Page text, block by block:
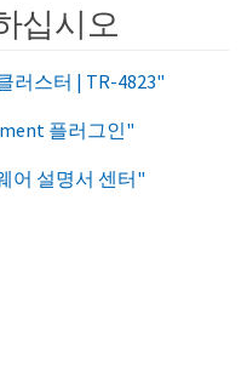
십시오
러스터 | TR-4823"
플러그인"
어 설명서 센터"